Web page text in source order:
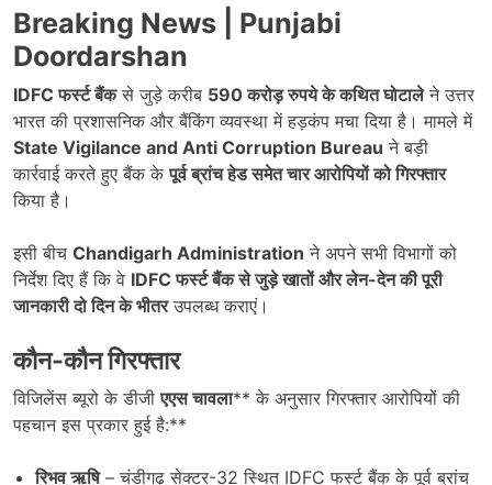
Breaking News | Punjabi
Doordarshan
IDFC फर्स्ट बैंकसे जुड़े करीब 590 करोड़ रुपये के कथित घोटालेने उत्तर
भारत की प्रशासनिक और बैंकिंग व्यवस्था में हड़कंप मचा दिया है। मामले में
State Vigilance and Anti Corruption Bureau ने बड़ी
कार्रवाई करते हुए बैंक केपूर्व ब्रांच हेड समेत चार आरोपियों को गिरफ्तार
किया है।
इसी बीच Chandigarh Administration ने अपने सभी विभागों को
निर्देश दिए हैं कि वे IDFC फर्स्ट बैंक से जुड़े खातों और लेन-देन की पूरी
जानकारी दो दिन के भीतरउपलब्ध कराएं।
कौन-कौन गिरफ्तार
विजिलेंस ब्यूरो के डीजीएएस चावला** के अनुसार गिरफ्तार आरोपियों की
पहचान इस प्रकार हुई है:**
रिभव ऋषि– चंडीगढ़ सेक्टर-32 स्थित IDFC फर्स्ट बैंक के पूर्व ब्रांच